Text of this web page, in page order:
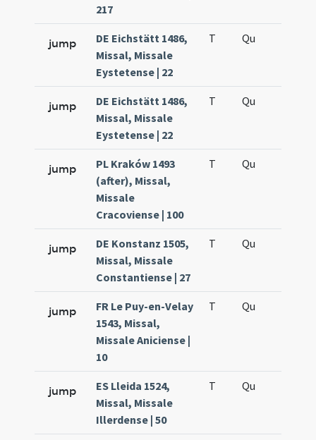
217
jump
DE Eichstätt 1486,
Missal, Missale
Eystetense | 22
T Qu
jump
DE Eichstätt 1486,
Missal, Missale
Eystetense | 22
T Qu
jump
PL Kraków 1493
(after), Missal,
Missale
Cracoviense | 100
T Qu
jump
DE Konstanz 1505,
Missal, Missale
Constantiense | 27
T Qu
jump
FR Le Puy-en-Velay
1543, Missal,
Missale Aniciense |
10
T Qu
jump
ES Lleida 1524,
Missal, Missale
Illerdense | 50
T Qu